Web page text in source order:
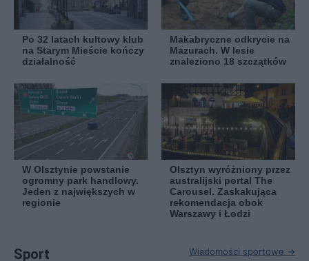
Po 32 latach kultowy klub
na Starym Mieście kończy
działalność
Makabryczne odkrycie na
Mazurach. W lesie
znaleziono 18 szczątków
W Olsztynie powstanie
ogromny park handlowy.
Jeden z największych w
regionie
Olsztyn wyróżniony przez
australijski portal The
Carousel. Zaskakująca
rekomendacja obok
Warszawy i Łodzi
Sport Wiadomości sportowe →